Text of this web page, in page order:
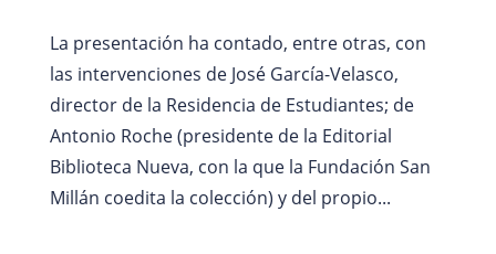
La presentación ha contado, entre otras, con
las intervenciones de José García-Velasco,
director de la Residencia de Estudiantes; de
Antonio Roche (presidente de la Editorial
Biblioteca Nueva, con la que la Fundación San
Millán coedita la colección) y del propio...